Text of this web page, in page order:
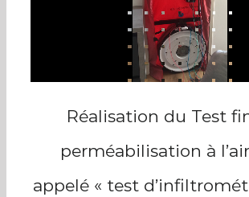
Réalisation du Test
perméabilisation à
appelé « test